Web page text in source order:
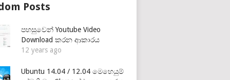
Posts
පහසුවෙන් Youtube Video
Download කරන ආකාරය
12 years ago
Ubuntu 14.04 / 12.04 මෙහෙයුම්